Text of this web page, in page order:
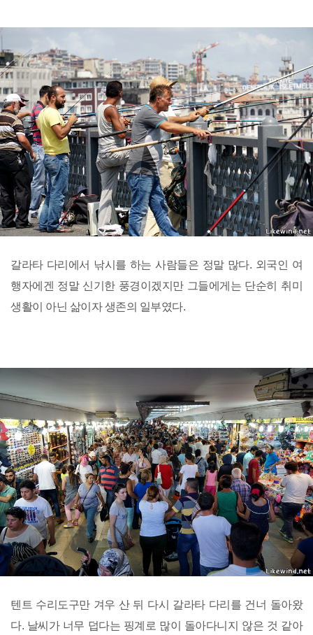
갈라타 다리에서 낚시를 하는 사람들은 정말 많다. 외국인 여
행자에겐 정말 신기한 풍경이겠지만 그들에게는 단순히 취미
생활이 아닌 삶이자 생존의 일부였다.
텐트 수리도구만 겨우 산 뒤 다시 갈라타 다리를 건너 돌아왔
다. 날씨가 너무 덥다는 핑계로 많이 돌아다니지 않은 것 같아